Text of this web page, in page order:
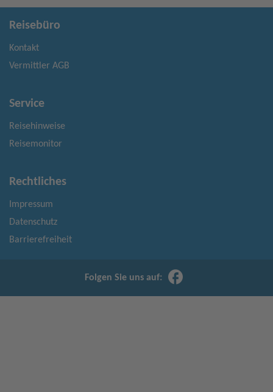
Reisebüro
Kontakt
Vermittler AGB
Service
Reisehinweise
Reisemonitor
Rechtliches
Impressum
Datenschutz
Barrierefreiheit
Folgen Sie uns auf: